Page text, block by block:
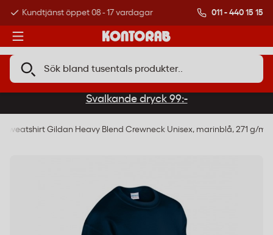
Kundtjänst öppet 08 - 17 vardagar Över 500 000
011 - 440 15 15
Svalkande dryck 99:-
Sweatshirt Gildan Heavy Blend Crewneck Unisex, marinblå, 271 g/m²